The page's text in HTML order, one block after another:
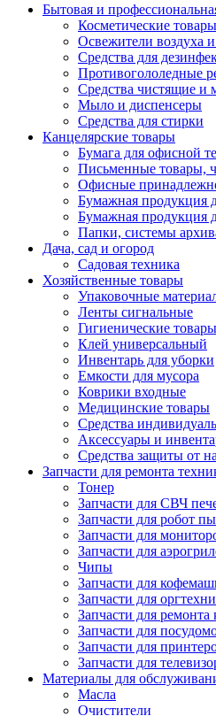
Бытовая и
Косметические товары
Освежители воздуха
Средства для
Противогололедные
Средства чистящие
Мыло и диспенсеры
Средства для стирки
Канцелярские товары
Бумага для офисной
Письменные товары,
Офисные
Бумажная продукция
Бумажная продукция
Папки, системы
Дача, сад и огород
Садовая техника
Хозяйственные товары
Упаковочные
Ленты сигнальные
Гигиенические товары
Клей универсальный
Инвентарь для уборки
Емкости для мусора
Коврики входные
Медицинские товары
Средства
Аксессуары и
Средства защиты от
Запчасти для ремонта
Тонер
Запчасти для СВЧ
Запчасти для робот
Запчасти для
Запчасти для
Чипы
Запчасти для
Запчасти для
Запчасти для ремонта
Запчасти для
Запчасти для
Запчасти для
Материалы для
Масла
Очистители